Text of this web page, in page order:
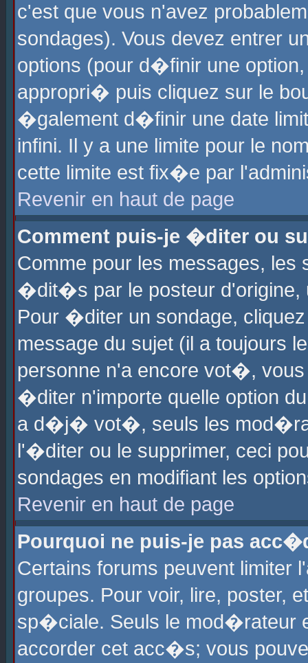
c'est que vous n'avez
sondages). Vous devez entrer
options (pour d�finir une
appropri� puis cliquez sur le
�galement d�finir une date
infini. Il y a une limite pour le
cette limite est fix�e par
Revenir en haut de page
Comment puis-je �diter ou
Comme pour les messages,
�dit�s par le posteur d'origine,
Pour �diter un sondage,
message du sujet (il a toujours
personne n'a encore vot�,
�diter n'importe quelle option
a d�j� vot�, seuls les
l'�diter ou le supprimer, ceci
sondages en modifiant les
Revenir en haut de page
Pourquoi ne puis-je pas
Certains forums peuvent
groupes. Pour voir, lire, poster,
sp�ciale. Seuls le mod�rateur
accorder cet acc�s; vous